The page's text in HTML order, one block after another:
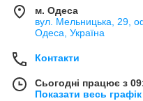
м. Одеса
вул. Мельницька, 29,
Одеса, Україна
Контакти
Сьогодні працює з
Показати весь